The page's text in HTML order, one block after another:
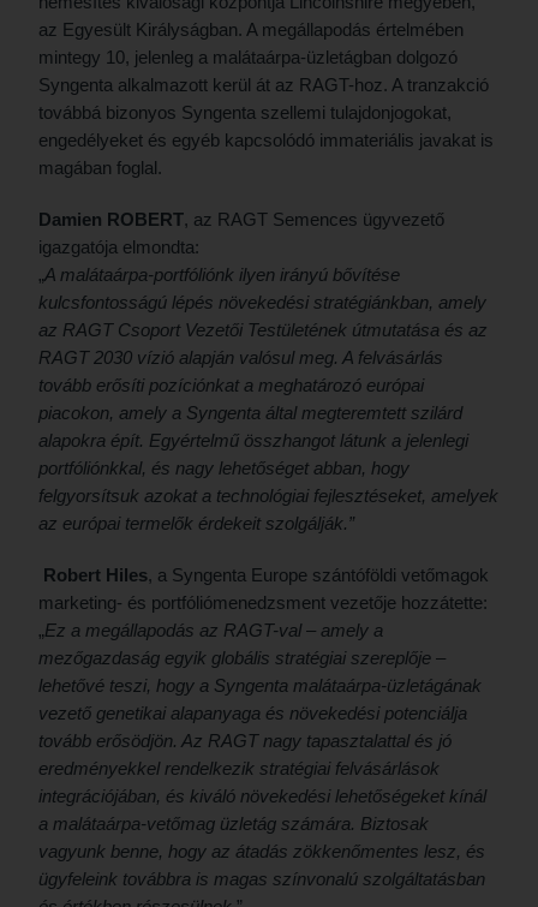
az Egyesült Királyságban. A megállapodás értelmében
mintegy 10, jelenleg a malátaárpa-üzletágban dolgozó
Syngenta alkalmazott kerül át az RAGT-hoz. A tranzakció
továbbá bizonyos Syngenta szellemi tulajdonjogokat,
engedélyeket és egyéb kapcsolódó immateriális javakat is
magában foglal.
Damien ROBERT, az RAGT Semences ügyvezető
igazgatója elmondta:
„A malátaárpa-portfóliónk ilyen irányú bővítése
kulcsfontosságú lépés növekedési stratégiánkban, amely
az RAGT Csoport Vezetői Testületének útmutatása és az
RAGT 2030 vízió alapján valósul meg. A felvásárlás
tovább erősíti pozíciónkat a meghatározó európai
piacokon, amely a Syngenta által megteremtett szilárd
alapokra épít. Egyértelmű összhangot látunk a jelenlegi
portfóliónkkal, és nagy lehetőséget abban, hogy
felgyorsítsuk azokat a technológiai fejlesztéseket, amelyek
az európai termelők érdekeit szolgálják.”
Robert Hiles, a Syngenta Europe szántóföldi vetőmagok
marketing- és portfóliómenedzsment vezetője hozzátette:
„Ez a megállapodás az RAGT-val – amely a
mezőgazdaság egyik globális stratégiai szereplője –
lehetővé teszi, hogy a Syngenta malátaárpa-üzletágának
vezető genetikai alapanyaga és növekedési potenciálja
tovább erősödjön. Az RAGT nagy tapasztalattal és jó
eredményekkel rendelkezik stratégiai felvásárlások
integrációjában, és kiváló növekedési lehetőségeket kínál
a malátaárpa-vetőmag üzletág számára. Biztosak
vagyunk benne, hogy az átadás zökkenőmentes lesz, és
ügyfeleink továbbra is magas színvonalú szolgáltatásban